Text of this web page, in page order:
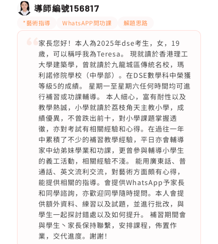
導師編號156817
*藝術指導 WhatsAPP問功課 解題思路
家長您好！本人為2025年dse考生，女，19
歲，可以稱呼我為Teresa。 現就讀於香港理工
大學建築學，曾就讀於九龍城區傳統名校，瑪
利諾修院學校（中學部）。在DSE數學科中榮獲
等級5的成績。 星期一至星期六任何時間均可進
行補習或功課輔導。 本人細心，富有耐性以及
教學熱誠，小學就讀於荔枝角天主教小學，成
績優異，不曾跌出前十，對小學課題掌握透
徹，亦對考試有相關經驗和心得。在過往一年
中累積了不少的補習教學經驗，平日亦會輔導
家中幼弟妹學業和功課，更曾參與輔導小學生
的義工活動，相關經驗不淺。 能用廣東話、普
通話、英文流利交流，對藝術方面頗有心得，
能提供相關的指導。會提供WhatsApp予家長
和同學諮詢，亦歡迎同學隨時提問。本人會提
供額外資料、練習以及試題，並進行批改，與
學生一起探討錯處以及如何提升。 補習期間會
與學生丶家長保持聯繫，安排課程，佈置作
業，交代進度。謝謝！